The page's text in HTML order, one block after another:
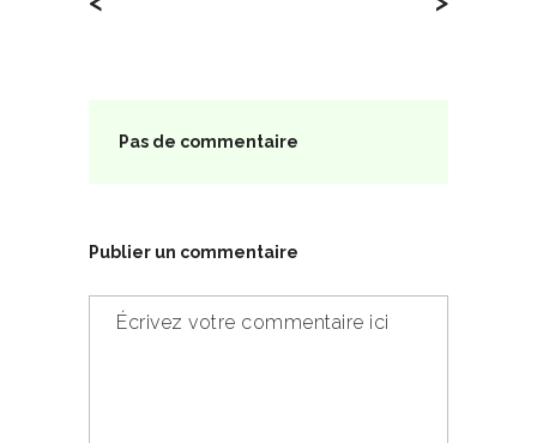
Pas de commentaire
Publier un commentaire